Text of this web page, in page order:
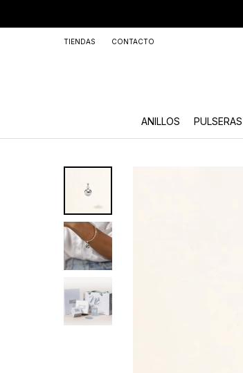
ANILLOS PULSERAS
TIENDAS CONTACTO